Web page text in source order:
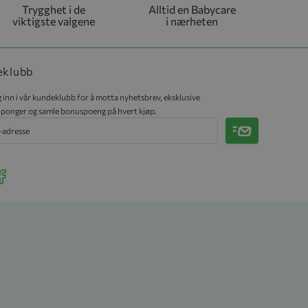
Trygghet i de
viktigste valgene
Alltid en Babycare
i nærheten
inn i vår kundeklubb for å motta nyhetsbrev, eksklusive
og samle bonuspoeng på hvert kjøp.
Meld på
our Facebook